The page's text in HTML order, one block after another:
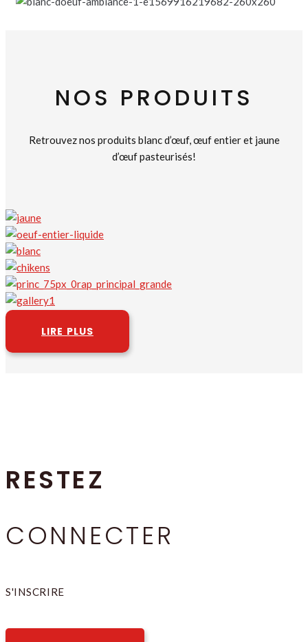
NOS PRODUITS
Retrouvez nos produits blanc d’œuf, œuf entier et jaune
d’œuf pasteurisés!
LIRE PLUS
RESTEZ
CONNECTER
S'INSCRIRE